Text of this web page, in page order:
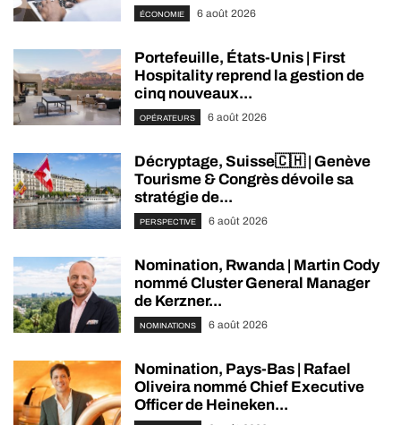
ÉCONOMIE 6 août 2026
Portefeuille, États-Unis | First
Hospitality reprend la gestion de
cinq nouveaux...
OPÉRATEURS 6 août 2026
Décryptage, Suisse🇨🇭 | Genève
Tourisme & Congrès dévoile sa
stratégie de...
PERSPECTIVE 6 août 2026
Nomination, Rwanda | Martin Cody
nommé Cluster General Manager
de Kerzner...
NOMINATIONS 6 août 2026
Nomination, Pays-Bas | Rafael
Oliveira nommé Chief Executive
Officer de Heineken...